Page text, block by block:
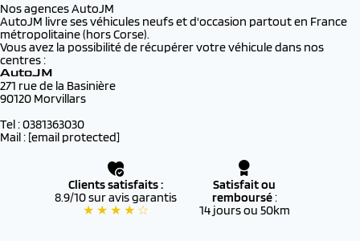
Nos agences AutoJM
AutoJM livre ses véhicules neufs et d'occasion partout en France
métropolitaine (hors Corse).
Vous avez la possibilité de récupérer votre véhicule dans nos
centres :
AutoJM
271 rue de la Basinière
90120 Morvillars
Tel : 0381363030
Mail : [email protected]
Clients satisfaits :
8.9/10 sur avis garantis
★ ★ ★ ★ ☆
Satisfait ou
remboursé:
14 jours ou 50km